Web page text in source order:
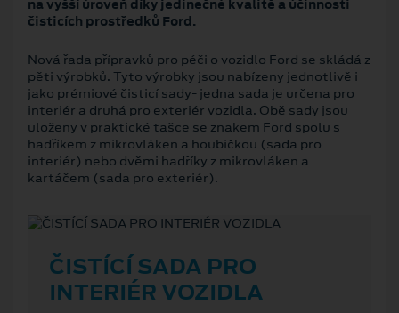
na vyšší úroveň díky jedinečné kvalitě a účinnosti
čisticích prostředků Ford.
Nová řada přípravků pro péči o vozidlo Ford se skládá z
pěti výrobků. Tyto výrobky jsou nabízeny jednotlivě i
jako prémiové čisticí sady- jedna sada je určena pro
interiér a druhá pro exteriér vozidla. Obě sady jsou
uloženy v praktické tašce se znakem Ford spolu s
hadříkem z mikrovláken a houbičkou (sada pro
interiér) nebo dvěmi hadříky z mikrovláken a
kartáčem (sada pro exteriér).
ČISTÍCÍ SADA PRO
INTERIÉR VOZIDLA